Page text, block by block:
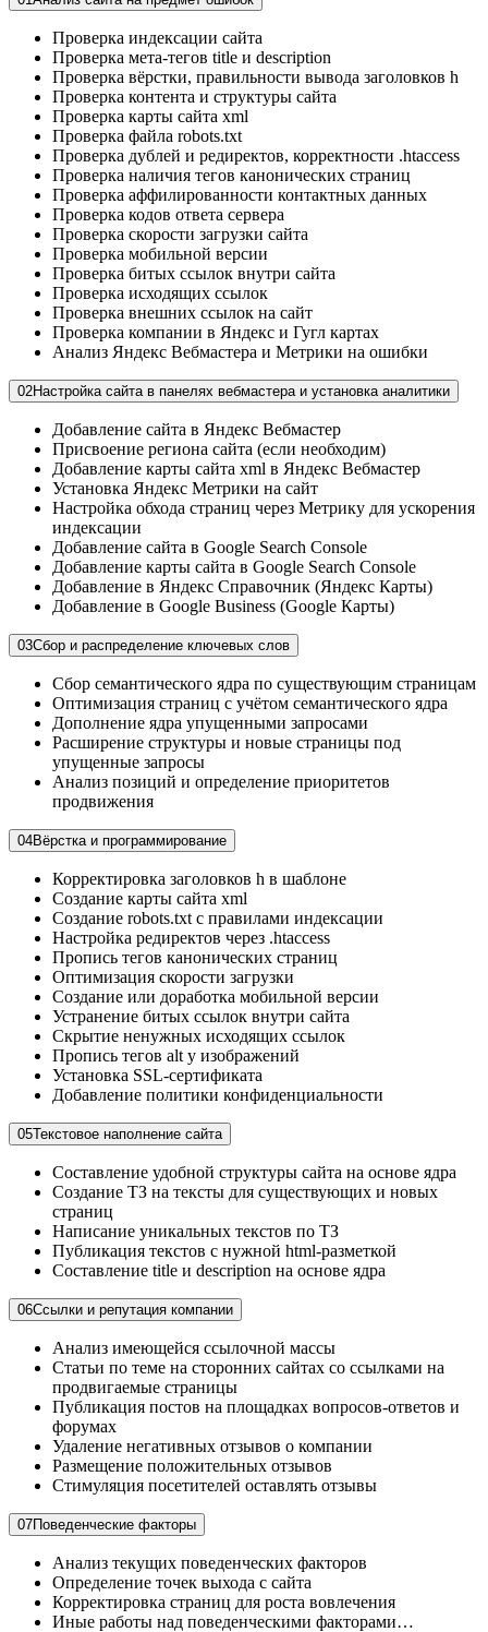
Проверка индексации сайта
Проверка мета-тегов title и description
Проверка вёрстки, правильности вывода заголовков h
Проверка контента и структуры сайта
Проверка карты сайта xml
Проверка файла robots.txt
Проверка дублей и редиректов, корректности .htaccess
Проверка наличия тегов канонических страниц
Проверка аффилированности контактных данных
Проверка кодов ответа сервера
Проверка скорости загрузки сайта
Проверка мобильной версии
Проверка битых ссылок внутри сайта
Проверка исходящих ссылок
Проверка внешних ссылок на сайт
Проверка компании в Яндекс и Гугл картах
Анализ Яндекс Вебмастера и Метрики на ошибки
02Настройка сайта в панелях вебмастера и установка аналитики
Добавление сайта в Яндекс Вебмастер
Присвоение региона сайта (если необходим)
Добавление карты сайта xml в Яндекс Вебмастер
Установка Яндекс Метрики на сайт
Настройка обхода страниц через Метрику для ускорения
индексации
Добавление сайта в Google Search Console
Добавление карты сайта в Google Search Console
Добавление в Яндекс Справочник (Яндекс Карты)
Добавление в Google Business (Google Карты)
03Сбор и распределение ключевых слов
Сбор семантического ядра по существующим страницам
Оптимизация страниц с учётом семантического ядра
Дополнение ядра упущенными запросами
Расширение структуры и новые страницы под
упущенные запросы
Анализ позиций и определение приоритетов
продвижения
04Вёрстка и программирование
Корректировка заголовков h в шаблоне
Создание карты сайта xml
Создание robots.txt с правилами индексации
Настройка редиректов через .htaccess
Пропись тегов канонических страниц
Оптимизация скорости загрузки
Создание или доработка мобильной версии
Устранение битых ссылок внутри сайта
Скрытие ненужных исходящих ссылок
Пропись тегов alt у изображений
Установка SSL-сертификата
Добавление политики конфиденциальности
05Текстовое наполнение сайта
Составление удобной структуры сайта на основе ядра
Создание ТЗ на тексты для существующих и новых
страниц
Написание уникальных текстов по ТЗ
Публикация текстов с нужной html-разметкой
Составление title и description на основе ядра
06Ссылки и репутация компании
Анализ имеющейся ссылочной массы
Статьи по теме на сторонних сайтах со ссылками на
продвигаемые страницы
Публикация постов на площадках вопросов-ответов и
форумах
Удаление негативных отзывов о компании
Размещение положительных отзывов
Стимуляция посетителей оставлять отзывы
07Поведенческие факторы
Анализ текущих поведенческих факторов
Определение точек выхода с сайта
Корректировка страниц для роста вовлечения
Иные работы над поведенческими факторами…